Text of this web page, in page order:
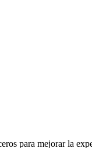
para mejorar la